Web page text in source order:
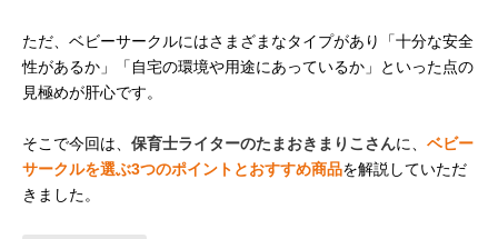
ただ、ベビーサークルにはさまざまなタイプがあり「十分な安全
性があるか」「自宅の環境や用途にあっているか」といった点の
見極めが肝心です。
そこで今回は、 保育士ライターのたまおきまりこさんに、 ベビー
サークルを選ぶ3つのポイントとおすすめ商品を解説していただ
きました。